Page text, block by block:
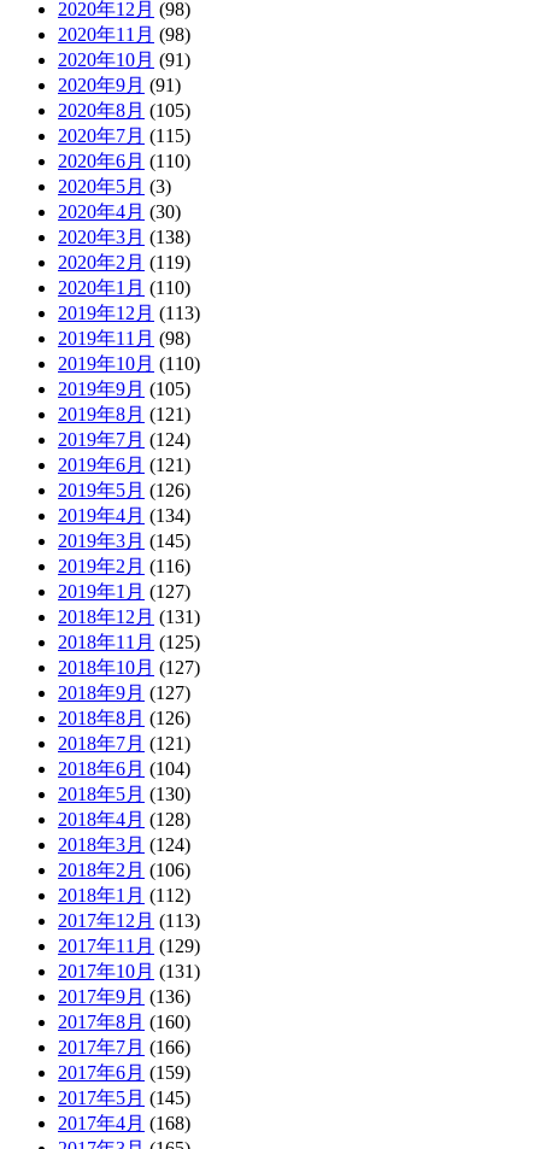
2020年12月 (98)
2020年11月 (98)
2020年10月 (91)
2020年9月 (91)
2020年8月 (105)
2020年7月 (115)
2020年6月 (110)
2020年5月 (3)
2020年4月 (30)
2020年3月 (138)
2020年2月 (119)
2020年1月 (110)
2019年12月 (113)
2019年11月 (98)
2019年10月 (110)
2019年9月 (105)
2019年8月 (121)
2019年7月 (124)
2019年6月 (121)
2019年5月 (126)
2019年4月 (134)
2019年3月 (145)
2019年2月 (116)
2019年1月 (127)
2018年12月 (131)
2018年11月 (125)
2018年10月 (127)
2018年9月 (127)
2018年8月 (126)
2018年7月 (121)
2018年6月 (104)
2018年5月 (130)
2018年4月 (128)
2018年3月 (124)
2018年2月 (106)
2018年1月 (112)
2017年12月 (113)
2017年11月 (129)
2017年10月 (131)
2017年9月 (136)
2017年8月 (160)
2017年7月 (166)
2017年6月 (159)
2017年5月 (145)
2017年4月 (168)